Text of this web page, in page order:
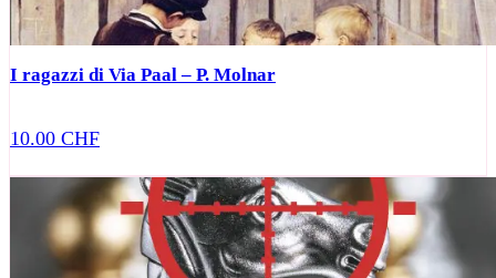
I ragazzi di Via Paal – P. Molnar
10.00 CHF